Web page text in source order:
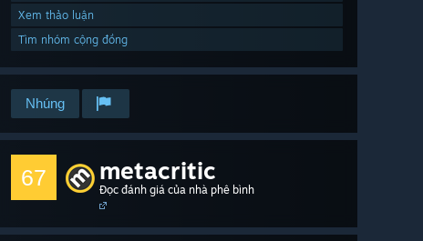
Xem thảo luận
Tìm nhóm cộng đồng
Nhúng
67 metacritic
Đọc đánh giá của nhà phê bình